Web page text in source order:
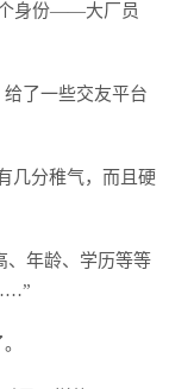
个身份——大厂员
了一些交友平台
几分稚气，而且硬
、年龄、学历等等